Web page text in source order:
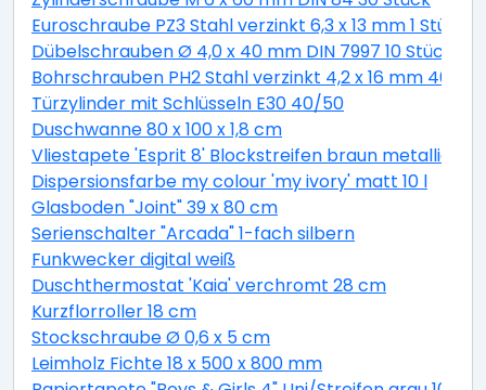
Euroschraube PZ3 Stahl verzinkt 6,3 x 13 mm 1 Stück
Dübelschrauben Ø 4,0 x 40 mm DIN 7997 10 Stück
Bohrschrauben PH2 Stahl verzinkt 4,2 x 16 mm 40
Türzylinder mit Schlüsseln E30 40/50
Duschwanne 80 x 100 x 1,8 cm
Vliestapete 'Esprit 8' Blockstreifen braun metallic
Dispersionsfarbe my colour 'my ivory' matt 10 l
Glasboden "Joint" 39 x 80 cm
Serienschalter "Arcada" 1-fach silbern
Funkwecker digital weiß
Duschthermostat 'Kaia' verchromt 28 cm
Kurzflorroller 18 cm
Stockschraube Ø 0,6 x 5 cm
Leimholz Fichte 18 x 500 x 800 mm